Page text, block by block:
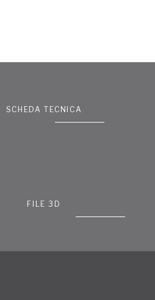
SCHEDA TECNICA
FILE 3D